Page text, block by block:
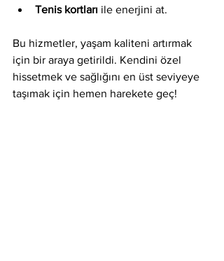
Tenis kortları ile enerjini at.
Bu hizmetler, yaşam kaliteni artırmak
için bir araya getirildi. Kendini özel
hissetmek ve sağlığını en üst seviyeye
taşımak için hemen harekete geç!